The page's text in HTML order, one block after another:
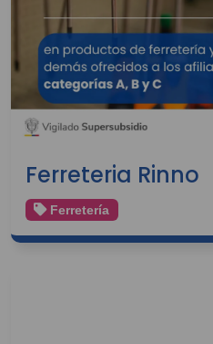
Ferreteria Rinno
Ferretería